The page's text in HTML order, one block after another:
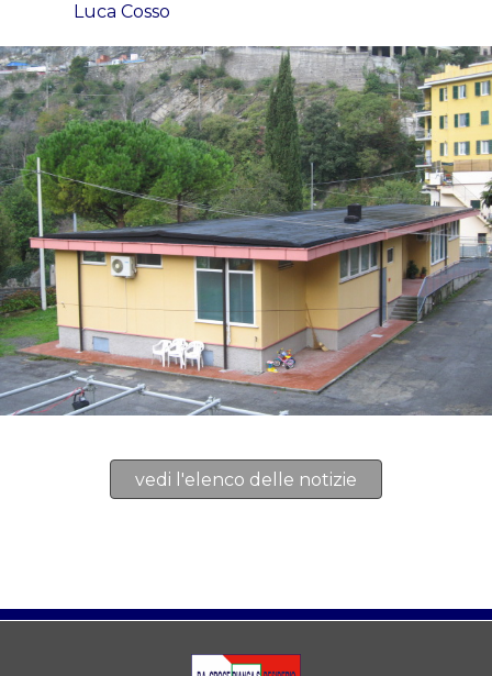
Luca Cosso
vedi l'elenco delle notizie